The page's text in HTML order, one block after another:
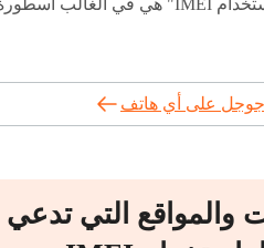
والمواقع التي تدعي